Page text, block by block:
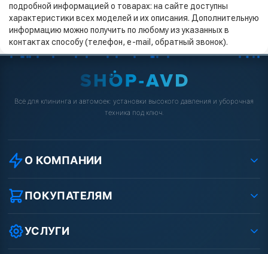
подробной информацией о товарах: на сайте доступны
характеристики всех моделей и их описания. Дополнительную
информацию можно получить по любому из указанных в
контактах способу (телефон, e-mail, обратный звонок).
Всё для клининга и автомоек: установки высокого давления и уборочная
техника под ключ.
О КОМПАНИИ
О компании
Реквизиты ООО «Шоп АВД»
Защита данных клиента
Условия соглашения
Вакансии
ПОКУПАТЕЛЯМ
Как заказать?
Оплата
Доставка
УСЛУГИ
Ремонт АВД